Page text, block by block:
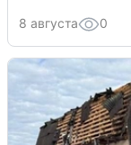
8 августа 0